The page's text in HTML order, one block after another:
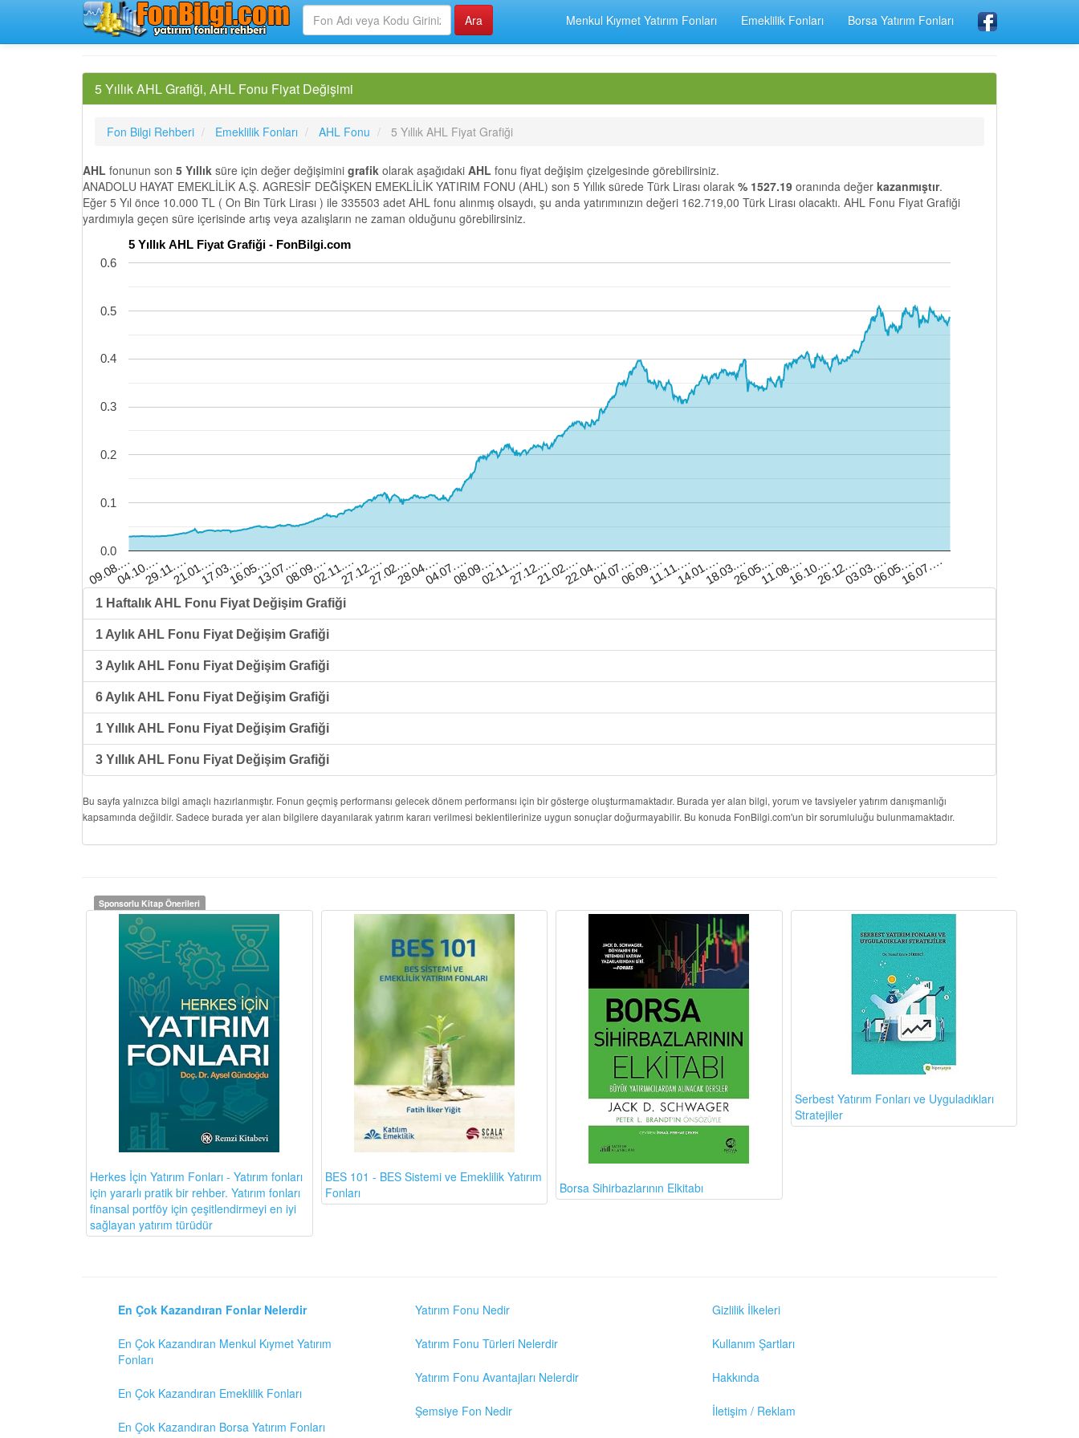
Menkul Kıymet Yatırım Fonları Emeklilik Fonları Borsa Yatırım Fonları
5 Yıllık AHL Grafiği, AHL Fonu Fiyat Değişimi
Fon Bilgi Rehberi Emeklilik Fonları AHL Fonu 5 Yıllık AHL Fiyat Grafiği
AHL fonunun son 5 Yıllık süre için değer değişimini grafik olarak aşağıdaki AHL fonu fiyat değişim çizelgesinde görebilirsiniz.
ANADOLU HAYAT EMEKLİLİK A.Ş. AGRESİF DEĞİŞKEN EMEKLİLİK YATIRIM FONU (AHL) son 5 Yıllık sürede Türk Lirası olarak % 1527.19 oranında değer kazanmıştır.
Eğer 5 Yıl önce 10.000 TL ( On Bin Türk Lirası ) ile 335503 adet AHL fonu alınmış olsaydı, şu anda yatırımınızın değeri 162.719,00 Türk Lirası olacaktı. AHL Fonu Fiyat Grafiği
yardımıyla geçen süre içerisinde artış veya azalışların ne zaman olduğunu görebilirsiniz.
5 Yıllık AHL Fiyat Grafiği - FonBilgi.com
09.08.…04.10.…29.11.…21.01.…17.03.…16.05.…13.07.…08.09.…02.11.…27.12.…27.02.…28.04.…04.07.…08.09.…02.11.…27.12.…21.02.…22.04.…04.07.…06.09.…11.11.…14.01.…18.03.…26.05.…11.08.…16.10.…26.12.…03.03.…06.05.…16.07.…
0.0
0.1
0.2
0.3
0.4
0.5
0.6
1 Haftalık AHL Fonu Fiyat Değişim Grafiği
1 Aylık AHL Fonu Fiyat Değişim Grafiği
3 Aylık AHL Fonu Fiyat Değişim Grafiği
6 Aylık AHL Fonu Fiyat Değişim Grafiği
1 Yıllık AHL Fonu Fiyat Değişim Grafiği
3 Yıllık AHL Fonu Fiyat Değişim Grafiği
Bu sayfa yalnızca bilgi amaçlı hazırlanmıştır. Fonun geçmiş performansı gelecek dönem performansı için bir gösterge oluşturmamaktadır. Burada yer alan bilgi, yorum ve tavsiyeler yatırım danışmanlığı
kapsamında değildir. Sadece burada yer alan bilgilere dayanılarak yatırım kararı verilmesi beklentilerinize uygun sonuçlar doğurmayabilir. Bu konuda FonBilgi.com'un bir sorumluluğu bulunmamaktadır.
Sponsorlu Kitap Önerileri
Herkes İçin Yatırım Fonları - Yatırım fonları
için yararlı pratik bir rehber. Yatırım fonları
finansal portföy için çeşitlendirmeyi en iyi
sağlayan yatırım türüdür
BES 101 - BES Sistemi ve Emeklilik Yatırım
Fonları
Borsa Sihirbazlarının Elkitabı
Serbest Yatırım Fonları ve Uyguladıkları
Stratejiler
En Çok Kazandıran Fonlar Nelerdir
En Çok Kazandıran Menkul Kıymet Yatırım
Fonları
En Çok Kazandıran Emeklilik Fonları
En Çok Kazandıran Borsa Yatırım Fonları
Yatırım Fonu Nedir
Yatırım Fonu Türleri Nelerdir
Yatırım Fonu Avantajları Nelerdir
Şemsiye Fon Nedir
Gizlilik İlkeleri
Kullanım Şartları
Hakkında
İletişim / Reklam